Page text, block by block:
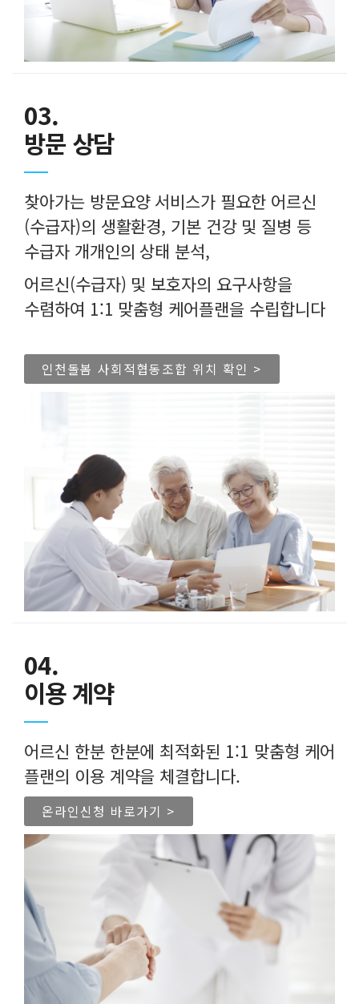
03.
방문 상담
찾아가는 방문요양 서비스가 필요한 어르신
(수급자)의 생활환경, 기본 건강 및 질병 등
수급자 개개인의 상태 분석,
어르신(수급자) 및 보호자의 요구사항을
수렴하여 1:1 맞춤형 케어플랜을 수립합니다
인천돌봄 사회적협동조합 위치 확인 >
04.
이용 계약
어르신 한분 한분에 최적화된 1:1 맞춤형 케어
플랜의 이용 계약을 체결합니다.
온라인신청 바로가기 >